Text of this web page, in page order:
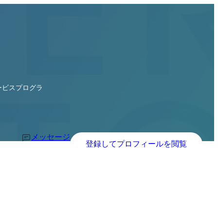
スプログラミングコースカリキュラム、iPhoneアプリプログラミ
メッセージ
登録してプロフィールを閲覧